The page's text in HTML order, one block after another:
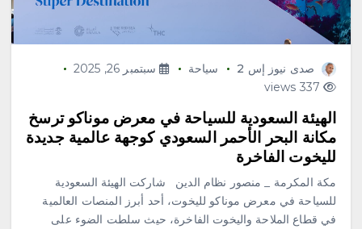
صدى نيوز إس 2 سياحة
سبتمبر 26, 2025
337 views
الهيئة السعودية للسياحة في معرض موناكو ترسخ
مكانة البحر الأحمر السعودي كوجهة عالمية جديدة
لليخوت الفاخرة
مكة المكرمة _ منصور نظام الدين شاركت الهيئة السعودية
للسياحة في معرض موناكو لليخوت، أحد أبرز المنصات العالمية
في قطاع الملاحة واليخوت الفاخرة، حيث سلطت الضوء على